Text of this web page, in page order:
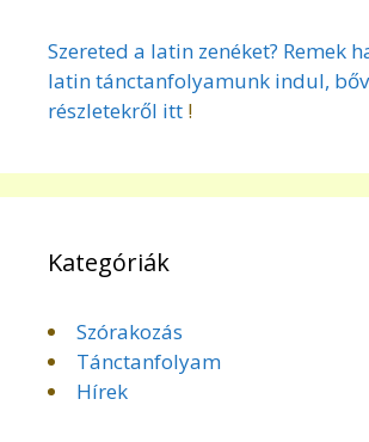
Szereted a latin zenéket? Remek
latin tánctanfolyamunk indul,
részletekről itt !
Kategóriák
Szórakozás
Tánctanfolyam
Hírek